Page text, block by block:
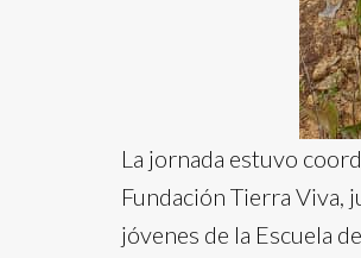
La jornada estuvo
Fundación Tierra Viva,
jóvenes de la Escuela